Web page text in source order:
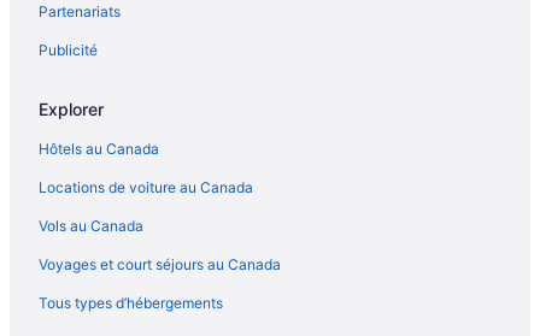
Partenariats
Publicité
Explorer
Hôtels au Canada
Locations de voiture au Canada
Vols au Canada
Voyages et court séjours au Canada
Tous types d’hébergements